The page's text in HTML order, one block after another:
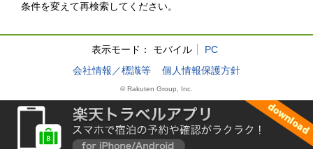
条件を変えて再検索してください。
表示モード： モバイル
PC
会社情報／標識等
個人情報保護方針
© Rakuten Group, Inc.